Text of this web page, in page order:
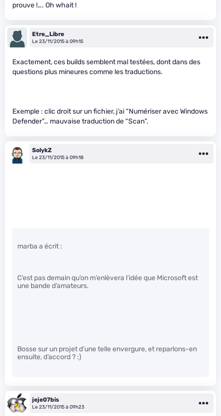
prouve !…. Oh whait !
Etre_Libre
Le 23/11/2015 à 09h15
Exactement, ces builds semblent mal testées, dont dans des
questions plus mineures comme les traductions.
Exemple : clic droit sur un fichier, j’ai “Numériser avec Windows
Defender”… mauvaise traduction de “Scan”.
SolykZ
Le 23/11/2015 à 09h18
marba a écrit :
C’est pas demain qu’on m’enlèvera l’idée que Microsoft est
une bande d’amateurs.
Bosse sur un projet d’une telle envergure, et reparlons-en
ensuite, d’accord ? :)
jeje07bis
Le 23/11/2015 à 09h23